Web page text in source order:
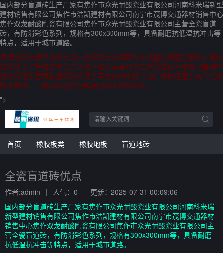
国内部分盲道砖生产厂家有焦作市众光耐酸瓷业有限公司河南科米瑞新型
建材销售有限公司焦作市浩凯建材有限公司南宁市茂博交通器材销售中心
焦作双龙耐酸陶瓷有限公司焦作市众光耐酸瓷业有限公司主营全瓷盲道
砖，有防滑彩色系列，规格有300x300mm等，具备耐磨抗低温抗冲击等
特点，适用于城市道路。
果绿色斑点绿黄色斑点黄灰色浅斑点灰深斑点灰浅蓝色深蓝色紫砂红紫砂
棕紫砂黑黑色红棕色等广场砖一般以主要分为三大类适用于地面的普通广
场砖适用于屋顶的屋面砖适用于室内的超市砖普通广场砖还配套有盲道砖
和止步砖，一般为橙色灰色和黑色#8205#8205。
">
首页 橡胶板类 橡胶地板 盲道地砖
全瓷盲道砖优点
作者:admin 人气：0
更新：2025-07-31 00:09:06
国内部分盲道砖生产厂家有焦作市众光耐酸瓷业有限公司河南科米瑞
新型建材销售有限公司焦作市浩凯建材有限公司南宁市茂博交通器材
销售中心焦作双龙耐酸陶瓷有限公司焦作市众光耐酸瓷业有限公司主
营全瓷盲道砖，有防滑彩色系列，规格有300x300mm等，具备耐磨
抗低温抗冲击等特点，适用于城市道路。